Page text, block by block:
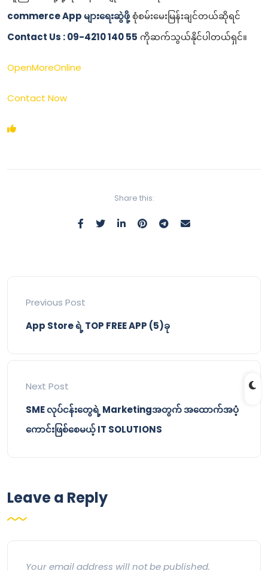
commerce App များရေးဆွဲဖို့စုံစမ်းမေးမြန်းချင်တယ်ဆိုရင်
Contact Us : 09-4210 140 55 ကိုဆက်သွယ်နိုင်ပါတယ်ရှင်။
OpenMoreOnline
Contact Now
Share this:
Previous Post
App Store ရဲ့ TOP FREE APP (5)ခု
Next Post
SME လုပ်ငန်းတွေရဲ့ Marketingအတွက် အထောက်အပံ့
ကောင်းဖြစ်စေမယ့် IT SOLUTIONS
Leave a Reply
Your email address will not be published.